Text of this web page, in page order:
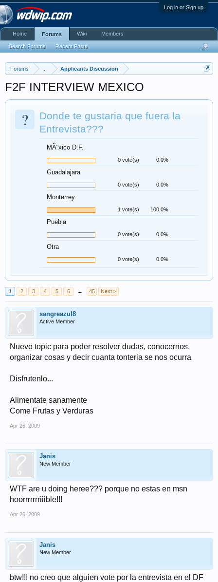
Log in or Sign up
Forums Applicants Discussion
F2F INTERVIEW MEXICO
?
Donde te gustaria que fuera la
Entrevista???
MÃ¨xico D.F.
0 vote(s) 0.0%
Guadalajara
0 vote(s) 0.0%
Monterrey
1 vote(s) 100.0%
Puebla
0 vote(s) 0.0%
Otra
0 vote(s) 0.0%
1 2 3 4 5 6 → 45 Next >
sangreazul8
Active Member
Nuevo topic para poder resolver dudas, conocernos,
organizar cosas y decir cuanta tonteria se nos ocurra
Disfrutenlo...
Alimentate sanamente
Come Frutas y Verduras
Apr 26, 2009
Janis
New Member
WTF are u doing heree??? porque no estas en msn
hoorrrrrrriiible!!!
Apr 26, 2009
Janis
New Member
btw!!! no creo que alguien vote por la entrevista en el DF
Home Forums
Search Forums Recent Posts
Wiki Members